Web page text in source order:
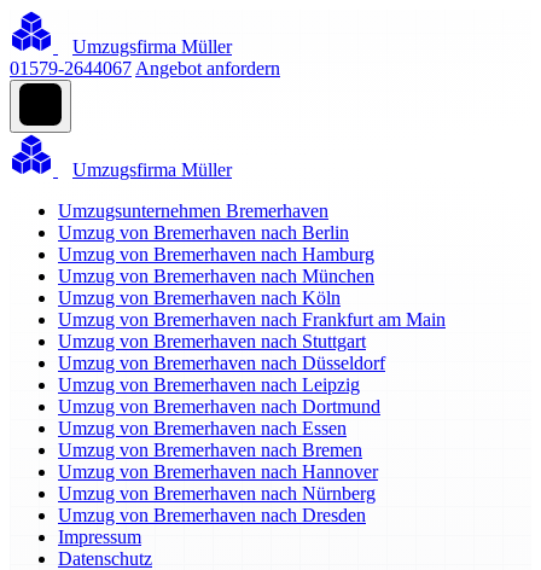
Umzugsfirma Müller
01579-2644067 Angebot anfordern
Umzugsfirma Müller
Umzugsunternehmen Bremerhaven
Umzug von Bremerhaven nach Berlin
Umzug von Bremerhaven nach Hamburg
Umzug von Bremerhaven nach München
Umzug von Bremerhaven nach Köln
Umzug von Bremerhaven nach Frankfurt am Main
Umzug von Bremerhaven nach Stuttgart
Umzug von Bremerhaven nach Düsseldorf
Umzug von Bremerhaven nach Leipzig
Umzug von Bremerhaven nach Dortmund
Umzug von Bremerhaven nach Essen
Umzug von Bremerhaven nach Bremen
Umzug von Bremerhaven nach Hannover
Umzug von Bremerhaven nach Nürnberg
Umzug von Bremerhaven nach Dresden
Impressum
Datenschutz